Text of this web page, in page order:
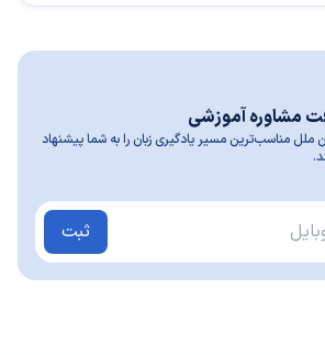
مشاوره آموزشی
ملل مناسب‌ترین مسیر یادگیری زبان را به شما پیشنهاد
ثبت